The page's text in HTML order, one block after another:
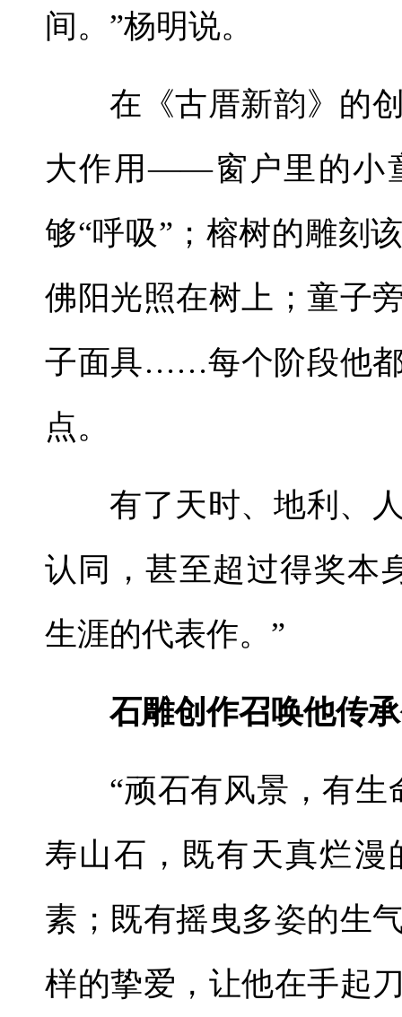
间。”杨明说。
在《古厝新韵》的
大作用——窗户里的小
够“呼吸”；榕树的雕刻
佛阳光照在树上；童子
子面具……每个阶段他
点。
有了天时、地利、
认同，甚至超过得奖本
生涯的代表作。”
石雕创作召唤他传
“顽石有风景，有
寿山石，既有天真烂
素；既有摇曳多姿的生
样的挚爱，让他在手起